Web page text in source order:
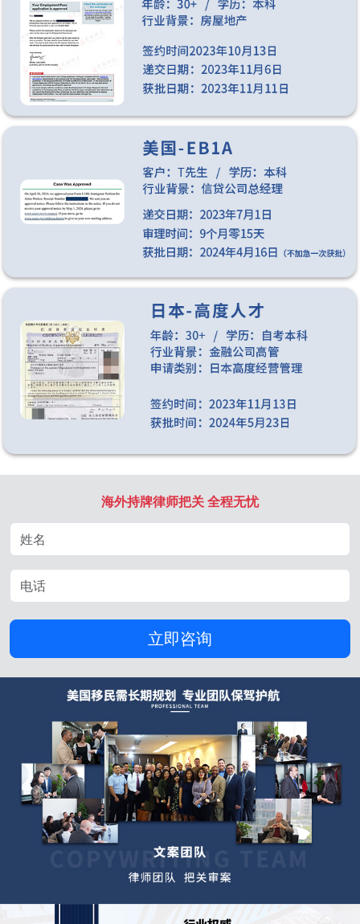
海外持牌律师把关 全程无忧
立即咨询